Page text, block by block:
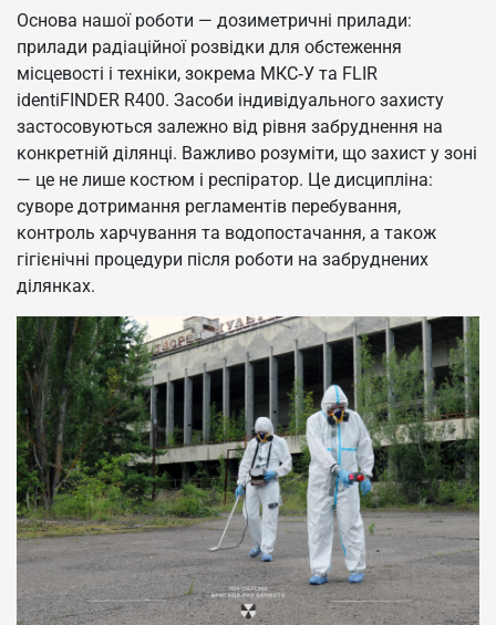
Основа нашої роботи — дозиметричні прилади:
прилади радіаційної розвідки для обстеження
місцевості і техніки, зокрема МКС‑У та FLIR
identiFINDER R400. Засоби індивідуального захисту
застосовуються залежно від рівня забруднення на
конкретній ділянці. Важливо розуміти, що захист у зоні
— це не лише костюм і респіратор. Це дисципліна:
суворе дотримання регламентів перебування,
контроль харчування та водопостачання, а також
гігієнічні процедури після роботи на забруднених
ділянках.